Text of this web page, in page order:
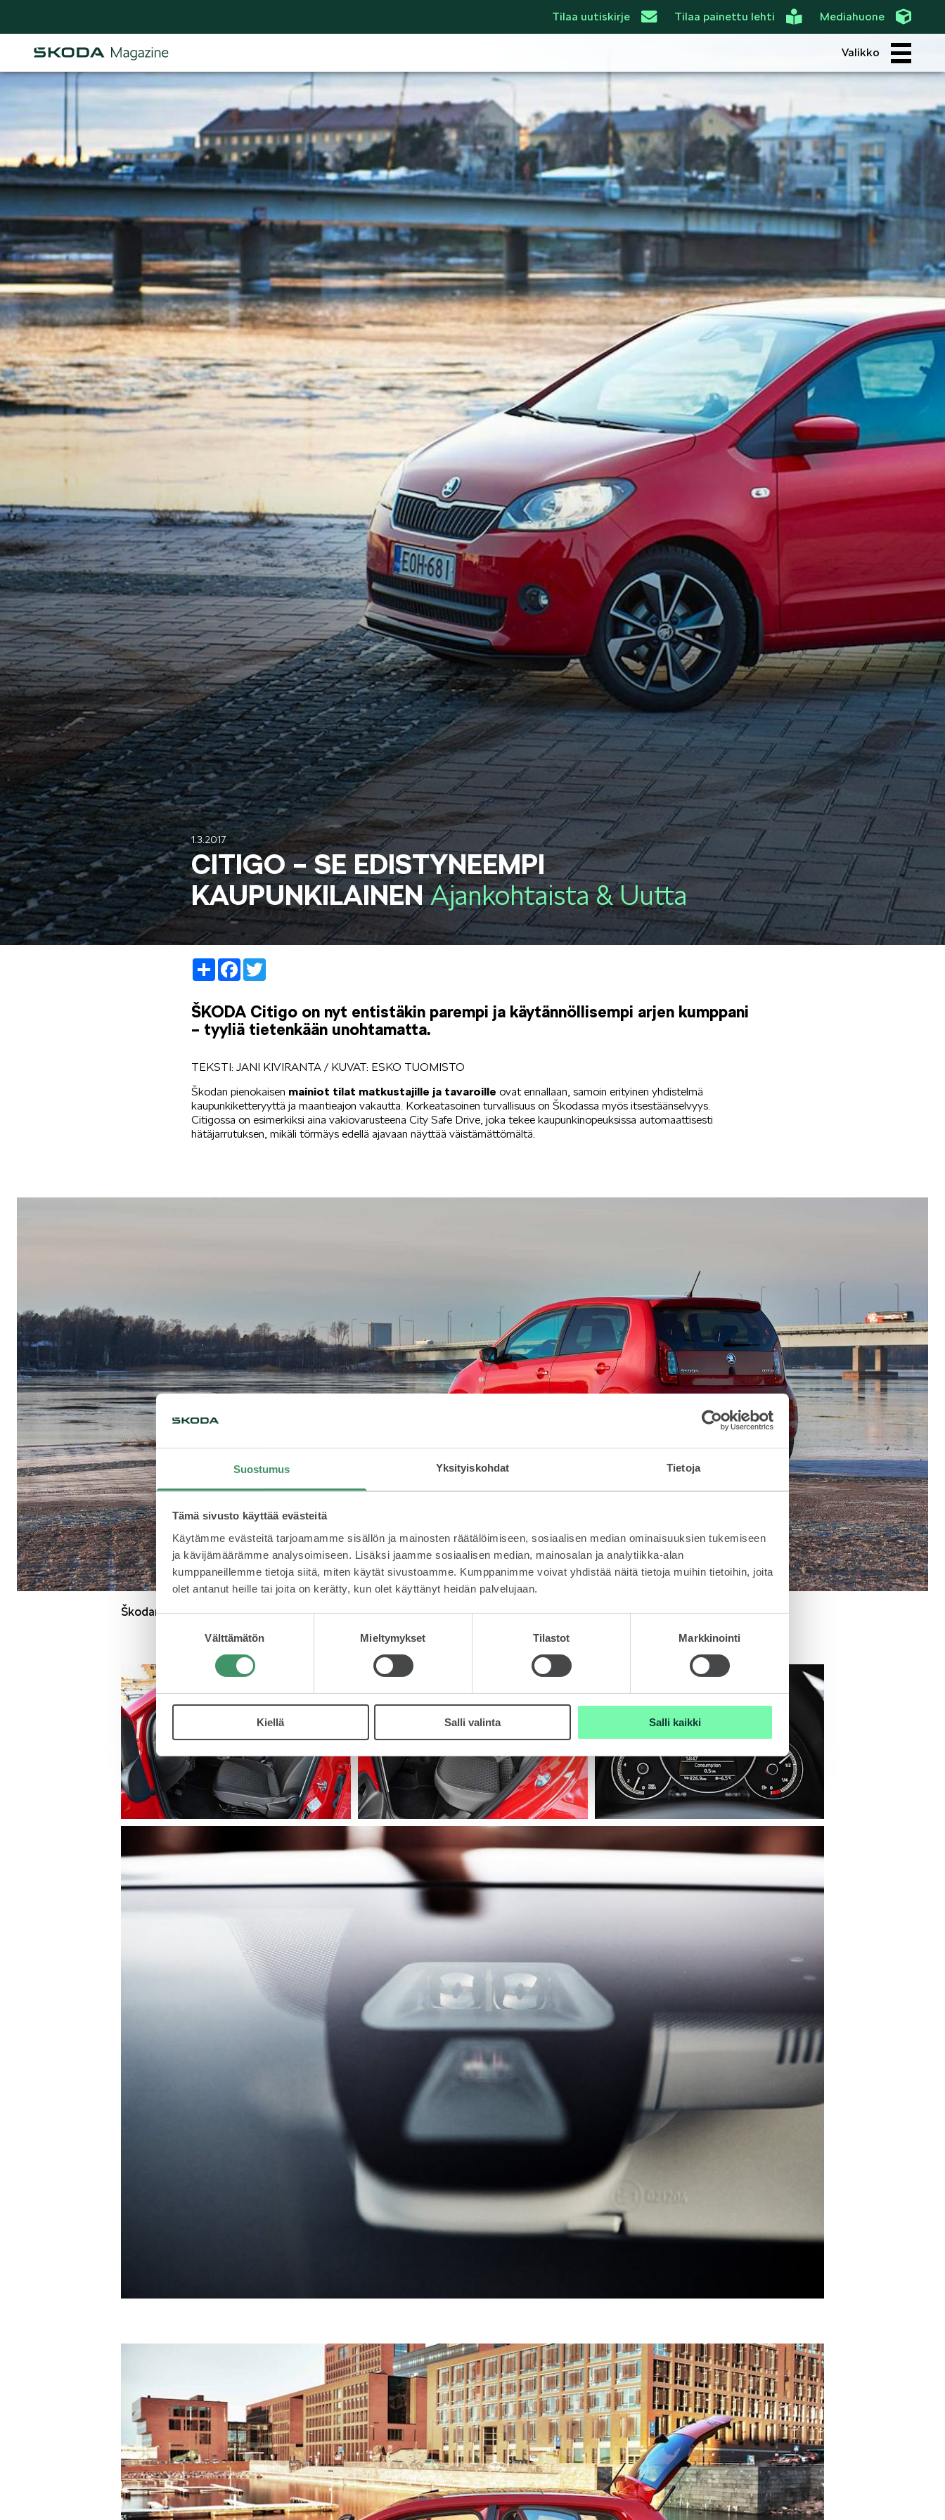
Suostumus Yksityiskohdat Tietoja
Tämä sivusto käyttää evästeitä
Käytämme evästeitä tarjoamamme sisällön ja mainosten räätälöimiseen, sosiaalisen median ominaisuuksien tukemiseen
ja kävijämäärämme analysoimiseen. Lisäksi jaamme sosiaalisen median, mainosalan ja analytiikka-alan
kumppaneillemme tietoja siitä, miten käytät sivustoamme. Kumppanimme voivat yhdistää näitä tietoja muihin tietoihin, joita
olet antanut heille tai joita on kerätty, kun olet käyttänyt heidän palvelujaan.
Välttämätön Mieltymykset Tilastot Markkinointi
Kiellä Salli valinta Salli kaikki
Tilaa uutiskirje Tilaa painettu lehti Mediahuone
Valikko
Osastot
AJANKOHTAISTA & UUTTA LIFESTYLE ŠKODA SPONSOROI SIMPLY CLEVER
SÄHKÖAUTOILU KOEAJOSSA KAASUAUTOT KUVASSA
VASTUULLISUUS ŠKODA 130 VUOTTA
ŠKODA MEDIASSA
SPONSOROINTI &
YHTEISTYÖ
KLASSIKOT
Mallit
FABIA OCTAVIA SCALA KAMIQ
KAROQ KODIAQ SUPERB ENYAQ
ELROQ EPIQ PEAQ
1.3.2017
CITIGO – SE EDISTYNEEMPI
KAUPUNKILAINENAjankohtaista & Uutta
ShareFacebook
ŠKODA Citigo on nyt entistäkin parempi ja käytännöllisempi arjen kumppani
– tyyliä tietenkään unohtamatta.
TEKSTI: JANI KIVIRANTA / KUVAT: ESKO TUOMISTO
Škodan pienokaisen mainiot tilat matkustajille ja tavaroille ovat ennallaan, samoin erityinen yhdistelmä
kaupunkiketteryyttä ja maantieajon vakautta. Korkeatasoinen turvallisuus on Škodassa myös itsestäänselvyys.
Citigossa on esimerkiksi aina vakiovarusteena City Safe Drive, joka tekee kaupunkinopeuksissa automaattisesti
hätäjarrutuksen, mikäli törmäys edellä ajavaan näyttää väistämättömältä.
Škodamaiseen tapaan Citigo tarjoaa ulkomittoihin nähden erinomaiset sisätilat.